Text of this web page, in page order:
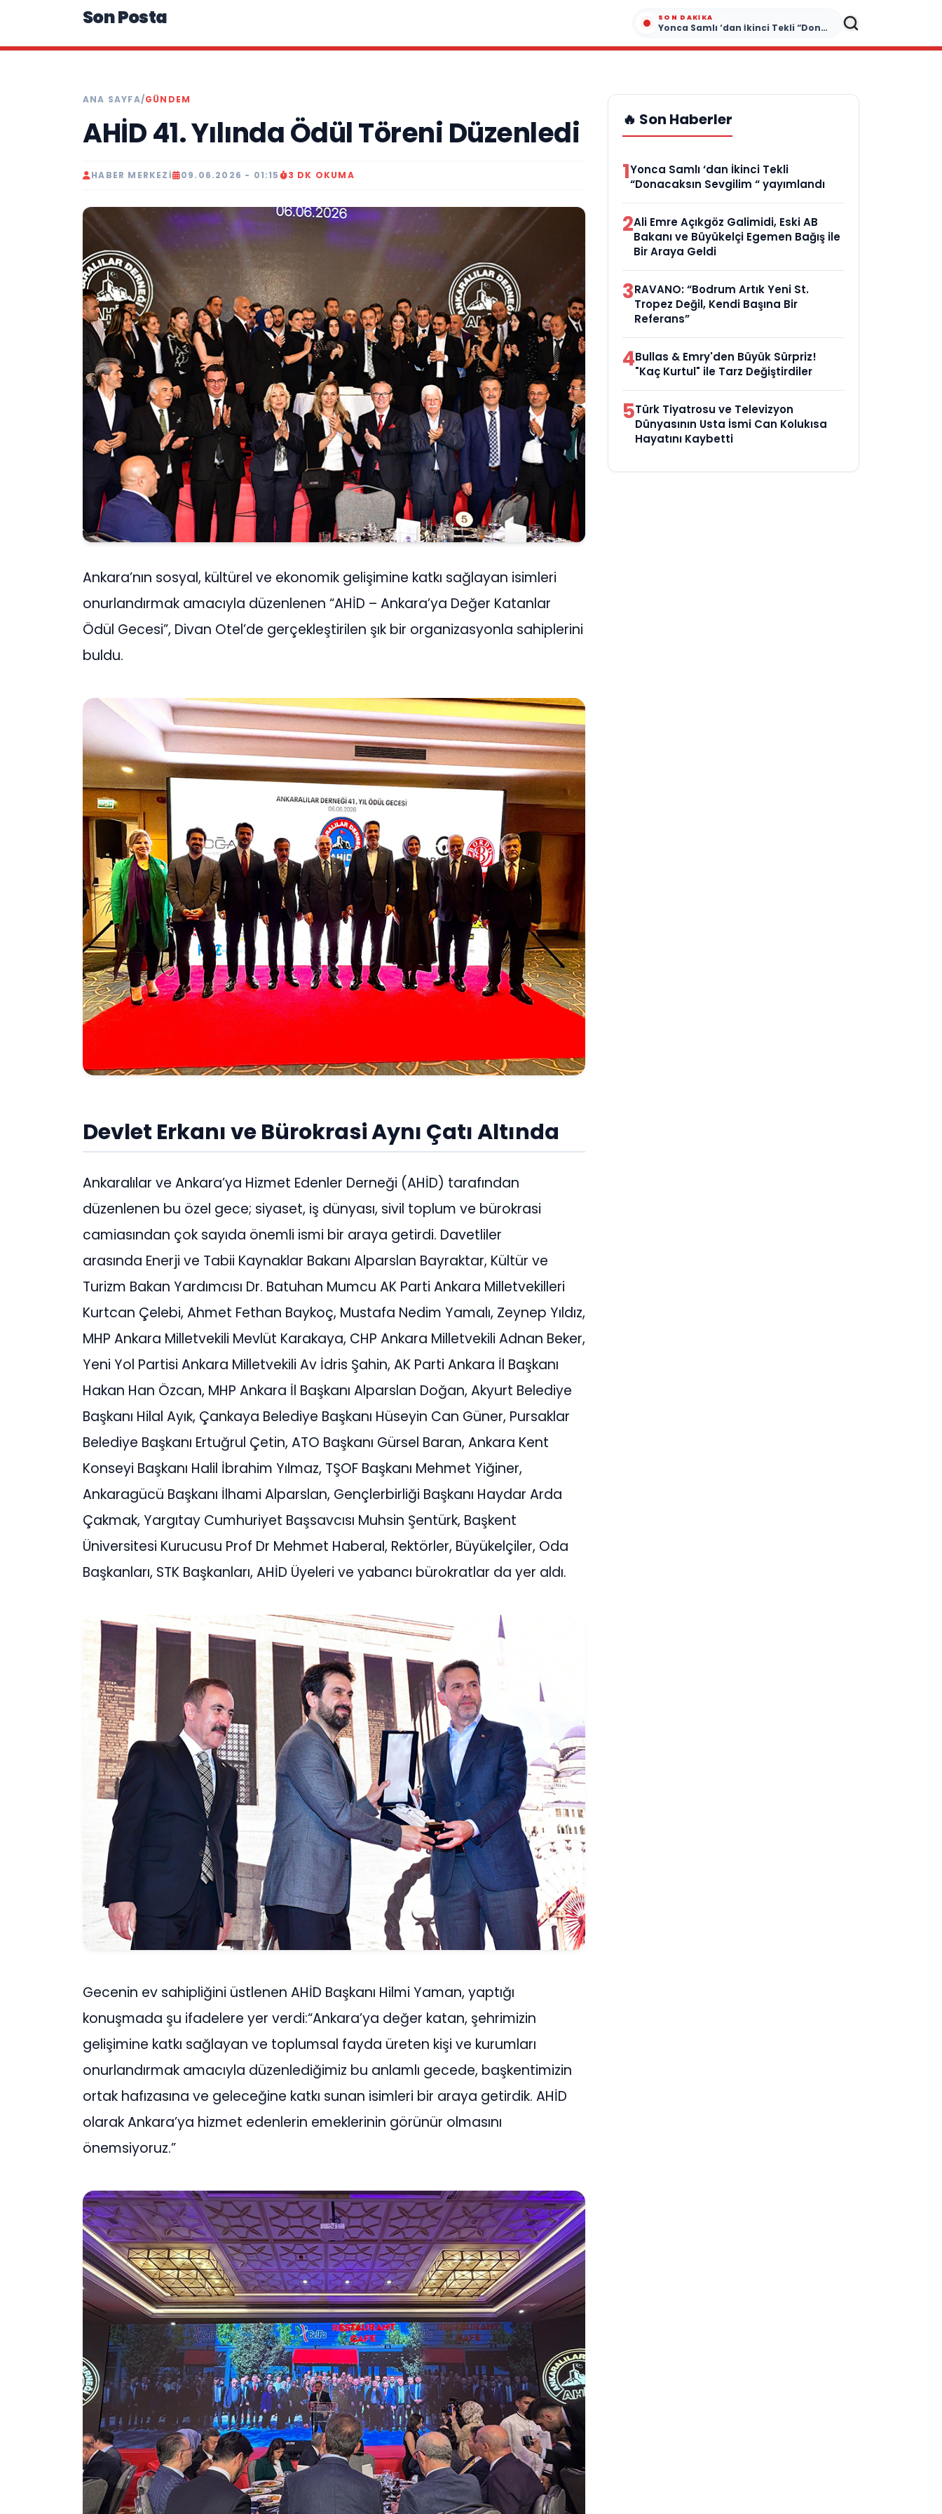
Son Posta SON DAKIKA
Yonca Samlı ‘dan İkinci Tekli “Donacaksın Sevgilim “ yayımlandı
ANA SAYFA/GÜNDEM
AHİD 41. Yılında Ödül Töreni Düzenledi
HABER MERKEZI 09.06.2026 - 01:15 3 DK OKUMA
Ankara’nın sosyal, kültürel ve ekonomik gelişimine katkı sağlayan isimleri
onurlandırmak amacıyla düzenlenen “AHİD – Ankara’ya Değer Katanlar
Ödül Gecesi”, Divan Otel’de gerçekleştirilen şık bir organizasyonla sahiplerini
buldu.
Devlet Erkanı ve Bürokrasi Aynı Çatı Altında
Ankaralılar ve Ankara’ya Hizmet Edenler Derneği (AHİD) tarafından
düzenlenen bu özel gece; siyaset, iş dünyası, sivil toplum ve bürokrasi
camiasından çok sayıda önemli ismi bir araya getirdi. Davetliler
arasında Enerji ve Tabii Kaynaklar Bakanı Alparslan Bayraktar, Kültür ve
Turizm Bakan Yardımcısı Dr. Batuhan Mumcu AK Parti Ankara Milletvekilleri
Kurtcan Çelebi, Ahmet Fethan Baykoç, Mustafa Nedim Yamalı, Zeynep Yıldız,
MHP Ankara Milletvekili Mevlüt Karakaya, CHP Ankara Milletvekili Adnan Beker,
Yeni Yol Partisi Ankara Milletvekili Av İdris Şahin, AK Parti Ankara İl Başkanı
Hakan Han Özcan, MHP Ankara İl Başkanı Alparslan Doğan, Akyurt Belediye
Başkanı Hilal Ayık, Çankaya Belediye Başkanı Hüseyin Can Güner, Pursaklar
Belediye Başkanı Ertuğrul Çetin, ATO Başkanı Gürsel Baran, Ankara Kent
Konseyi Başkanı Halil İbrahim Yılmaz, TŞOF Başkanı Mehmet Yiğiner,
Ankaragücü Başkanı İlhami Alparslan, Gençlerbirliği Başkanı Haydar Arda
Çakmak, Yargıtay Cumhuriyet Başsavcısı Muhsin Şentürk, Başkent
Üniversitesi Kurucusu Prof Dr Mehmet Haberal, Rektörler, Büyükelçiler, Oda
Başkanları, STK Başkanları, AHİD Üyeleri ve yabancı bürokratlar da yer aldı.
Gecenin ev sahipliğini üstlenen AHİD Başkanı Hilmi Yaman, yaptığı
konuşmada şu ifadelere yer verdi:“Ankara’ya değer katan, şehrimizin
gelişimine katkı sağlayan ve toplumsal fayda üreten kişi ve kurumları
onurlandırmak amacıyla düzenlediğimiz bu anlamlı gecede, başkentimizin
ortak hafızasına ve geleceğine katkı sunan isimleri bir araya getirdik. AHİD
olarak Ankara’ya hizmet edenlerin emeklerinin görünür olmasını
önemsiyoruz.”
🔥 Son Haberler
1Yonca Samlı ‘dan İkinci Tekli
“Donacaksın Sevgilim “ yayımlandı
2Ali Emre Açıkgöz Galimidi, Eski AB
Bakanı ve Büyükelçi Egemen Bağış ile
Bir Araya Geldi
3RAVANO: “Bodrum Artık Yeni St.
Tropez Değil, Kendi Başına Bir
Referans”
4Bullas & Emry'den Büyük Sürpriz!
"Kaç Kurtul" ile Tarz Değiştirdiler
5Türk Tiyatrosu ve Televizyon
Dünyasının Usta İsmi Can Kolukısa
Hayatını Kaybetti